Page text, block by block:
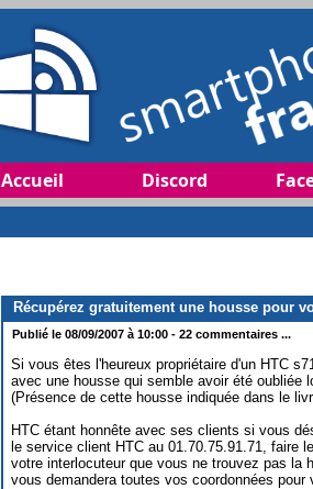
Accueil Discord
Récupérez gratuitement une housse pour
Publié le 08/09/2007 à 10:00 - 22 commentaires ...
Si vous êtes l'heureux propriétaire d'un HTC
avec une housse qui semble avoir été oubliée
(Présence de cette housse indiquée dans le
HTC étant honnête avec ses clients si vous
le service client HTC au 01.70.75.91.71, faire
votre interlocuteur que vous ne trouvez pas la
vous demandera toutes vos coordonnées pour